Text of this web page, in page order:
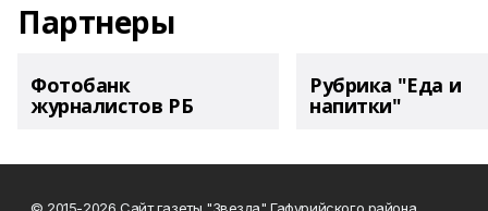
Партнеры
Фотобанк
журналистов РБ
Рубрика "Еда и
напитки"